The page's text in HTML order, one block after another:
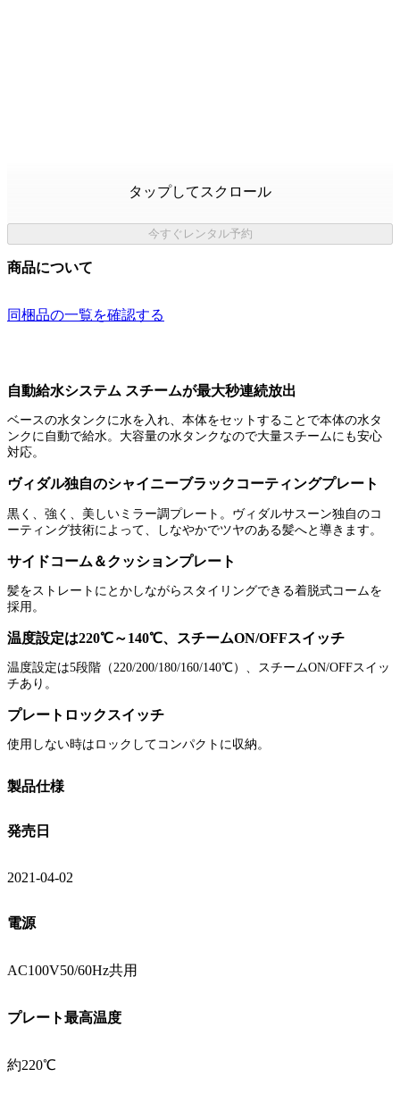
タップしてスクロール
今すぐレンタル予約
商品について
同梱品の一覧を確認する
自動給水システム スチームが最大秒連続放出
ベースの水タンクに水を入れ、本体をセットすることで本体の水タ
ンクに自動で給水。大容量の水タンクなので大量スチームにも安心
対応。
ヴィダル独自のシャイニーブラックコーティングプレート
黒く、強く、美しいミラー調プレート。ヴィダルサスーン独自のコ
ーティング技術によって、しなやかでツヤのある髪へと導きます。
サイドコーム＆クッションプレート
髪をストレートにとかしながらスタイリングできる着脱式コームを
採用。
温度設定は220℃～140℃、スチームON/OFFスイッチ
温度設定は5段階（220/200/180/160/140℃）、スチームON/OFFスイッ
チあり。
プレートロックスイッチ
使用しない時はロックしてコンパクトに収納。
製品仕様
発売日
2021-04-02
電源
AC100V50/60Hz共用
プレート最高温度
約220℃